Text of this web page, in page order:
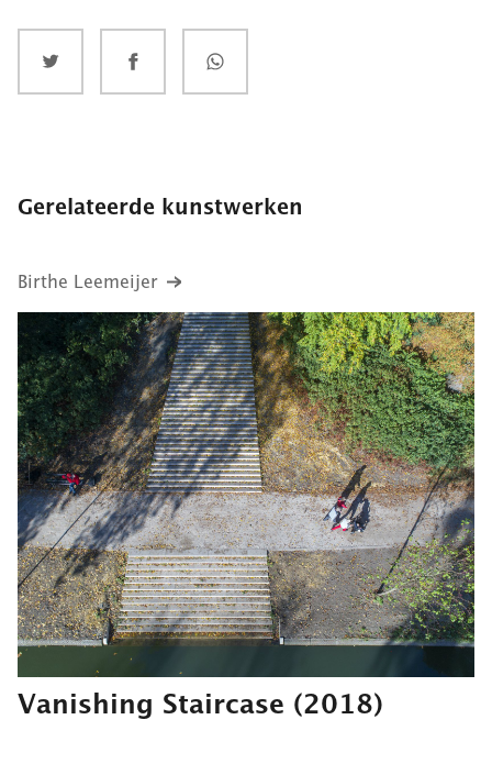
Gerelateerde kunstwerken
Birthe Leemeijer
Vanishing Staircase (2018)